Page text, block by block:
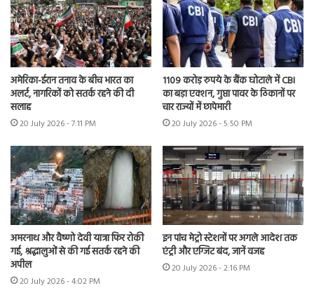
अमेरिका-ईरान तनाव के बीच भारत का
अलर्ट, नागरिकों को सतर्क रहने की दी
सलाह
20 July 2026 - 7:11 PM
1109 करोड़ रुपये के बैंक घोटाले में CBI
का बड़ा एक्शन, गुप्ता पावर के ठिकानों पर
चार राज्यों में छापेमारी
20 July 2026 - 5:50 PM
अमरनाथ और वैष्णो देवी यात्रा फिर रोकी
गई, श्रद्धालुओं से की गई सतर्क रहने की
अपील
20 July 2026 - 4:02 PM
इन पांच मेट्रो स्टेशनों पर अगले आदेश तक
एंट्री और एग्जिट बंद, जानें वजह
20 July 2026 - 2:16 PM